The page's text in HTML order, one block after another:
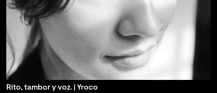
Rito, tambor y voz. | Yroco